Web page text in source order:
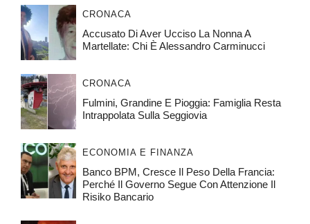
CRONACA
Accusato Di Aver Ucciso La Nonna A
Martellate: Chi È Alessandro Carminucci
CRONACA
Fulmini, Grandine E Pioggia: Famiglia Resta
Intrappolata Sulla Seggiovia
ECONOMIA E FINANZA
Banco BPM, Cresce Il Peso Della Francia:
Perché Il Governo Segue Con Attenzione Il
Risiko Bancario